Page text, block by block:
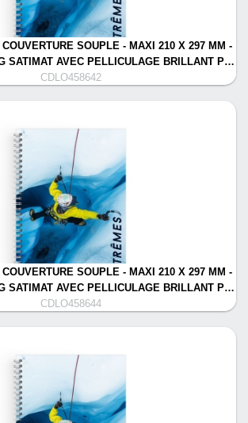
SOUPLE - MAXI 210 X 297 MM -
SATIMAT AVEC PELLICULAGE BRILLANT P…
CDLO458642
SOUPLE - MAXI 210 X 297 MM -
SATIMAT AVEC PELLICULAGE BRILLANT P…
CDLO458644